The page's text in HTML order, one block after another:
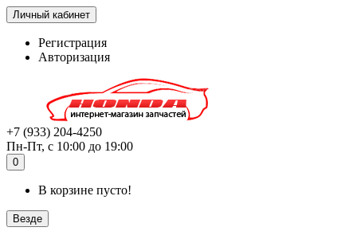
Личный кабинет
Регистрация
Авторизация
+7 (933) 204-4250
Пн-Пт, с 10:00 до 19:00
0
В корзине пусто!
Везде